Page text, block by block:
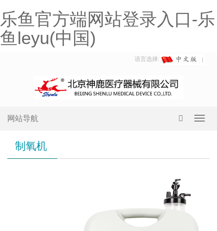
乐鱼官方端网站登录入口-乐
鱼leyu(中国)
语言选择:
网站导航
制氧机